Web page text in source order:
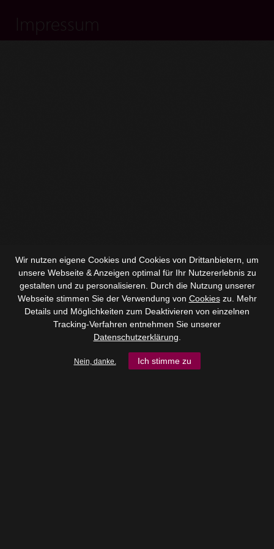
Wir nutzen eigene Cookies und Cookies von Drittanbietern, um
unsere Webseite & Anzeigen optimal für Ihr Nutzererlebnis zu
gestalten und zu personalisieren. Durch die Nutzung unserer
Webseite stimmen Sie der Verwendung von Cookieszu. Mehr
Details und Möglichkeiten zum Deaktivieren von einzelnen
Tracking-Verfahren entnehmen Sie unserer
Datenschutzerklärung
Nein, danke. Ich stimme zu
Impressum